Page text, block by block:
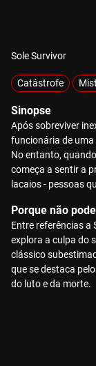
Sole Survivor
Catástrofe
Sinopse
Após sobreviver
funcionária de
No entanto,
começa a sentir a
lacaios - pessoas
Porque não
Entre referências a
explora a culpa do
clássico
que se destaca
do luto e da morte.